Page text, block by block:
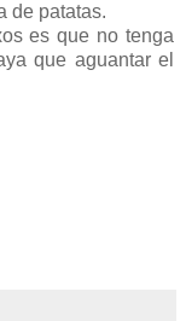
de patatas.
es que no tenga
que aguantar el